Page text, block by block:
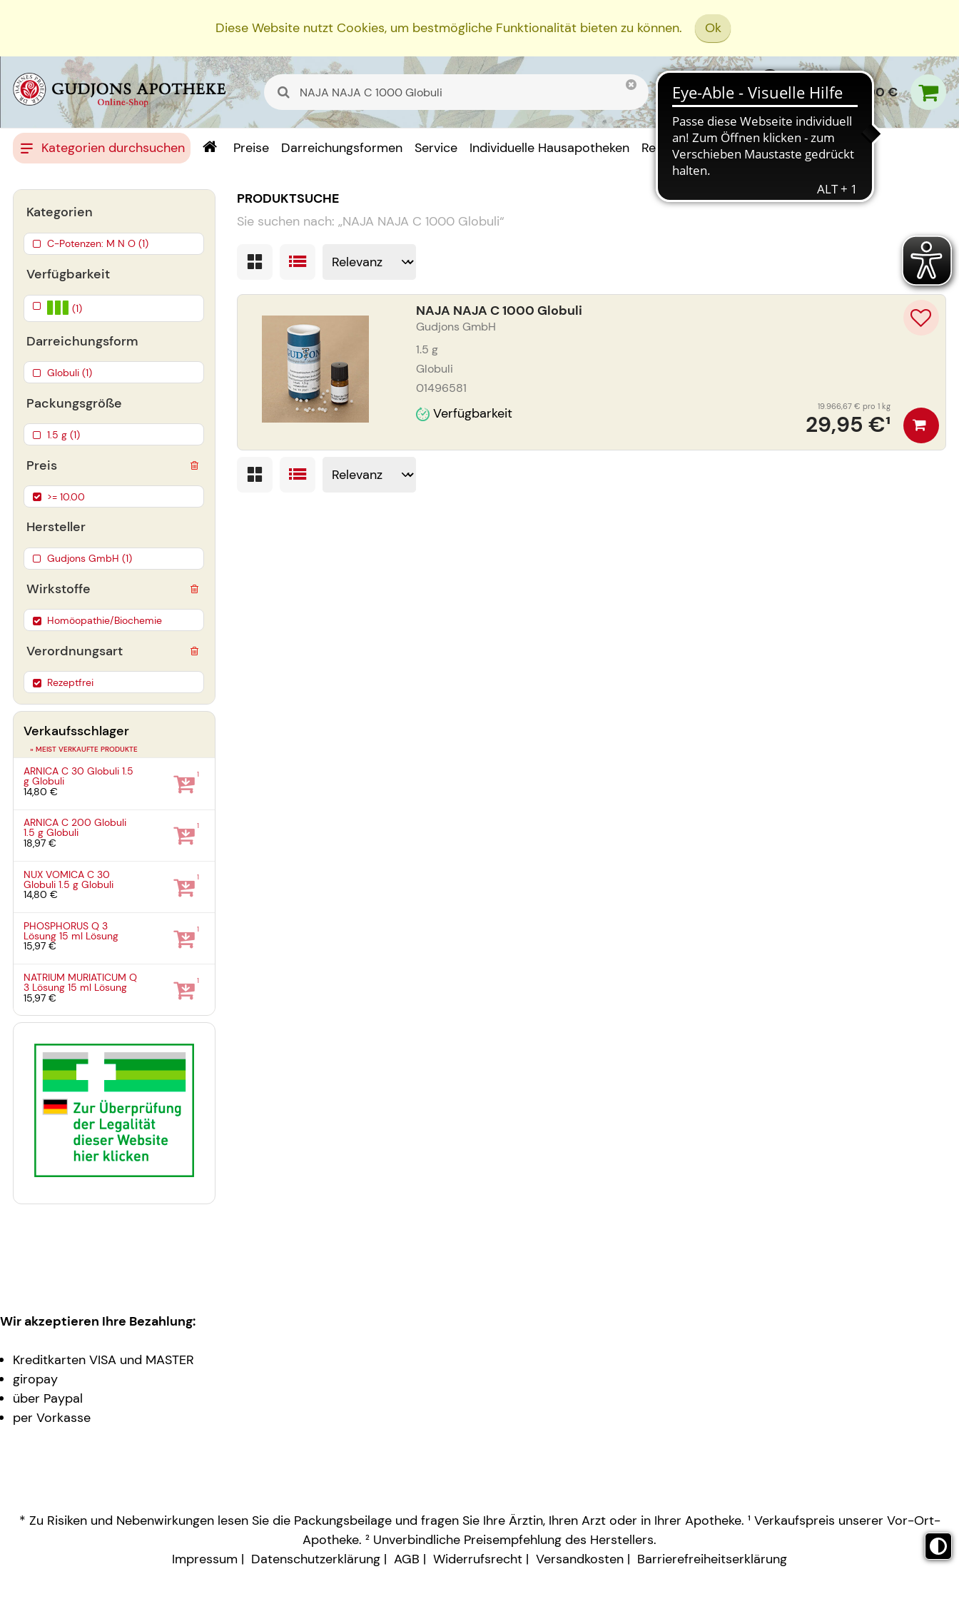
Diese Website nutzt Cookies, um bestmögliche Funktionalität bieten zu können. Ok
0,00 €
Kategorien durchsuchen Preise Darreichungsformen Service Individuelle Hausapotheken Rezept Einreichen
PRODUKTSUCHE
Sie suchen nach: „NAJA NAJA C 1000 Globuli“
NAJA NAJA C 1000 Globuli
Gudjons GmbH
1.5 g
Globuli
01496581
Verfügbarkeit 29,95 €¹
19.966,67 € pro 1 kg
Verfügbarkeit
(1)
Darreichungsform
Globuli (1)
Packungsgröße
1.5 g (1)
Preis
>= 10.00
Hersteller
Gudjons GmbH (1)
Wirkstoffe
Homöopathie/Biochemie
Kategorien
C-Potenzen: M N O (1)
Verordnungsart
Rezeptfrei
Verkaufsschlager
» MEIST VERKAUFTE PRODUKTE
ARNICA C 30 Globuli1.5
gGlobuli
14,80 €
1
ARNICA C 200 Globuli
1.5 gGlobuli
18,97 €
1
NUX VOMICA C 30
Globuli1.5 gGlobuli
14,80 €
1
PHOSPHORUS Q 3
Lösung15 ml Lösung
15,97 €
1
NATRIUM MURIATICUM Q
3 Lösung15 ml Lösung
15,97 €
1
Wir akzeptieren Ihre Bezahlung:
Kreditkarten VISA und MASTER
giropay
über Paypal
per Vorkasse
* Zu Risiken und Nebenwirkungen lesen Sie die Packungsbeilage und fragen Sie Ihre Ärztin, Ihren Arzt oder in Ihrer Apotheke. ¹ Verkaufspreis unserer Vor-Ort-
Apotheke. ² Unverbindliche Preisempfehlung des Herstellers.
Impressum
Datenschutzerklärung AGB Widerrufsrecht Versandkosten Barrierefreiheitserklärung